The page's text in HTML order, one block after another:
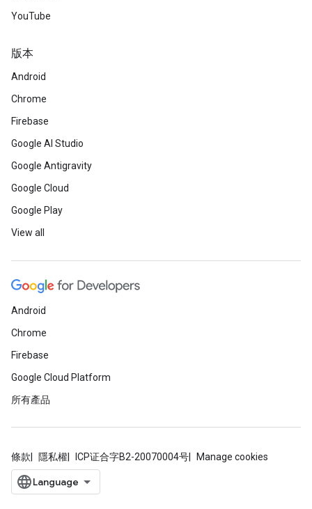
YouTube
版本
Android
Chrome
Firebase
Google AI Studio
Google Antigravity
Google Cloud
Google Play
View all
Android
Chrome
Firebase
Google Cloud Platform
所有產品
條款 隱私權 ICP证合字B2-20070004号 Manage cookies